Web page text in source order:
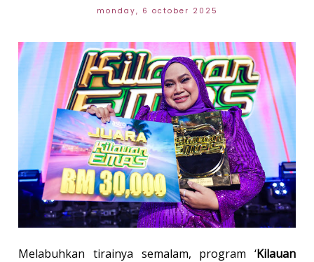
monday, 6 october 2025
Melabuhkan tirainya semalam, program ‘Kilauan